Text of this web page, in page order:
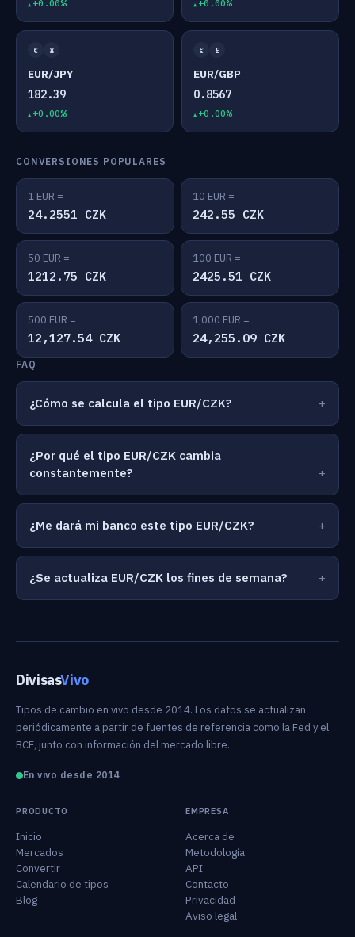
+0.00% +0.00%
€ ¥
EUR/JPY
182.39
+0.00%
€ £
EUR/GBP
0.8567
+0.00%
CONVERSIONES POPULARES
1 EUR =
24.2551 CZK
10 EUR =
242.55 CZK
50 EUR =
1212.75 CZK
100 EUR =
2425.51 CZK
500 EUR =
12,127.54 CZK
1,000 EUR =
24,255.09 CZK
FAQ
¿Cómo se calcula el tipo EUR/CZK?
¿Por qué el tipo EUR/CZK cambia
constantemente?
¿Me dará mi banco este tipo EUR/CZK?
¿Se actualiza EUR/CZK los fines de semana?
DivisasVivo
Tipos de cambio en vivo desde 2014. Los datos se actualizan
periódicamente a partir de fuentes de referencia como la Fed y el
BCE, junto con información del mercado libre.
En vivo desde 2014
PRODUCTO
Inicio
Mercados
Convertir
Calendario de tipos
Blog
EMPRESA
Acerca de
Metodología
API
Contacto
Privacidad
Aviso legal